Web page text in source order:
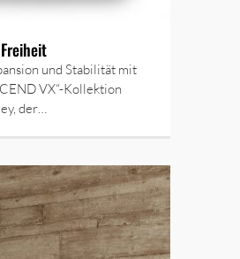
und Stabilität mit
VX“-Kollektion
der…